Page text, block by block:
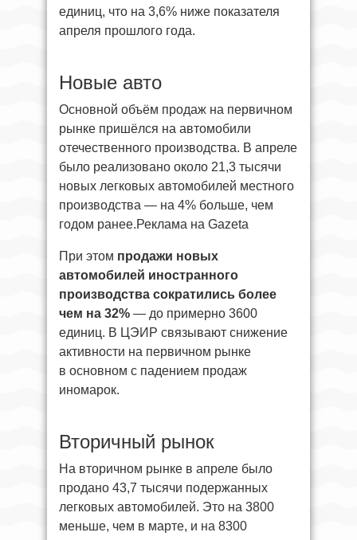
единиц, что на 3,6% ниже показателя
апреля прошлого года.
Новые авто
Основной объём продаж на первичном
рынке пришёлся на автомобили
отечественного производства. В апреле
было реализовано около 21,3 тысячи
новых легковых автомобилей местного
производства — на 4% больше, чем
годом ранее.Реклама на Gazeta
При этом продажи новых
автомобилей иностранного
производства сократились более
чем на 32% — до примерно 3600
единиц. В ЦЭИР связывают снижение
активности на первичном рынке
в основном с падением продаж
иномарок.
Вторичный рынок
На вторичном рынке в апреле было
продано 43,7 тысячи подержанных
легковых автомобилей. Это на 3800
меньше, чем в марте, и на 8300